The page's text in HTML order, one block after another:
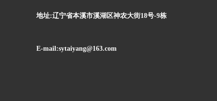
地址:辽宁省本溪市溪湖区神农大街18号-9栋
E-mail:sytaiyang@163.com